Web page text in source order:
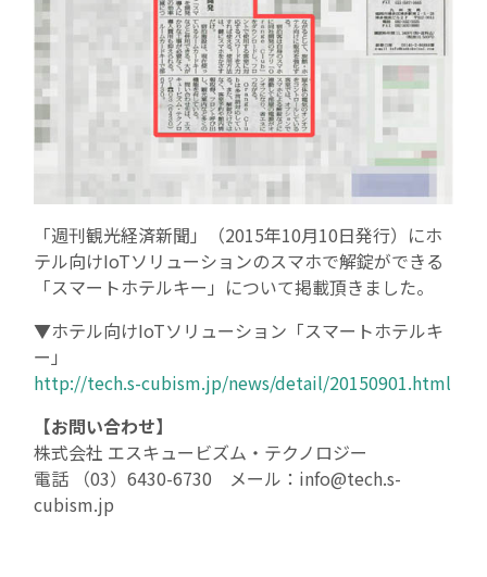
「週刊観光経済新聞」（2015年10月10日発行）にホ
テル向けIoTソリューションのスマホで解錠ができる
「スマートホテルキー」について掲載頂きました。
▼ホテル向けIoTソリューション「スマートホテルキ
ー」
http://tech.s-cubism.jp/news/detail/20150901.html
【お問い合わせ】
株式会社 エスキュービズム・テクノロジー
電話 （03）6430-6730 メール：info@tech.s-
cubism.jp
ブライダルDX事業
プレスリリース
メディア掲載情報
採用情報
お問い合わせ
個人情報の取扱いについて
Cookieポリシー